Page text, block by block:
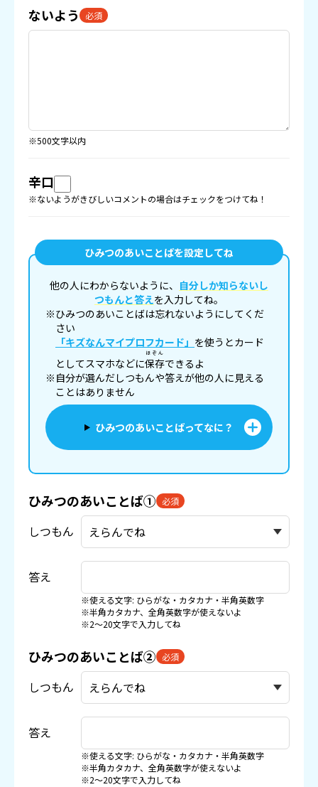
ないよう 必須
※500文字以内
辛口
※ないようがきびしいコメントの場合はチェックをつけてね！
ひみつのあいことばを設定してね
他の人にわからないように、 自分しか知らないし
つもんと答えを入力してね。
※ひみつのあいことばは忘れないようにしてくだ
さい
「キズなんマイプロフカード」 を使うとカード
としてスマホなどに保存
ほぞん
できるよ
※自分が選んだしつもんや答えが他の人に見える
ことはありません
ひみつのあいことばってなに？
ひみつのあいことば① 必須
しつもん
答え
※使える文字: ひらがな・カタカナ・半角英数字
※半角カタカナ、全角英数字が使えないよ
※2〜20文字で入力してね
ひみつのあいことば② 必須
しつもん
答え
※使える文字: ひらがな・カタカナ・半角英数字
※半角カタカナ、全角英数字が使えないよ
※2〜20文字で入力してね